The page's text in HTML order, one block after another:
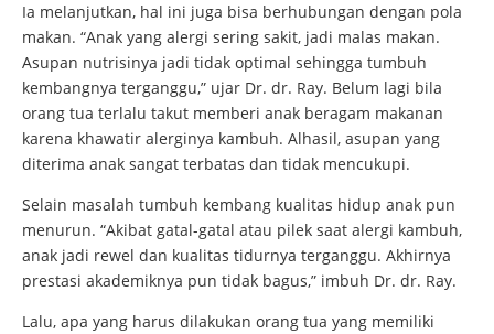
Ia melanjutkan, hal ini juga bisa berhubungan dengan pola
makan. “Anak yang alergi sering sakit, jadi malas makan.
Asupan nutrisinya jadi tidak optimal sehingga tumbuh
kembangnya terganggu,” ujar Dr. dr. Ray. Belum lagi bila
orang tua terlalu takut memberi anak beragam makanan
karena khawatir alerginya kambuh. Alhasil, asupan yang
diterima anak sangat terbatas dan tidak mencukupi.
Selain masalah tumbuh kembang kualitas hidup anak pun
menurun. “Akibat gatal-gatal atau pilek saat alergi kambuh,
anak jadi rewel dan kualitas tidurnya terganggu. Akhirnya
prestasi akademiknya pun tidak bagus,” imbuh Dr. dr. Ray.
Lalu, apa yang harus dilakukan orang tua yang memiliki